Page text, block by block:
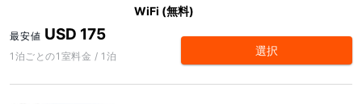
WiFi (無料)
最安値 USD 175
1泊ごとの1室料金 / 1泊 選択